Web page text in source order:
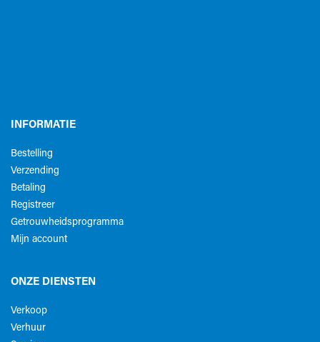
INFORMATIE
Bestelling
Verzending
Betaling
Registreer
Getrouwheidsprogramma
Mijn account
ONZE DIENSTEN
Verkoop
Verhuur